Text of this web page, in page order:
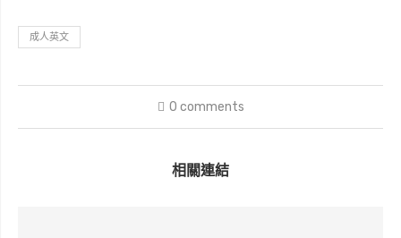
成人英文
0 comments
相關連結